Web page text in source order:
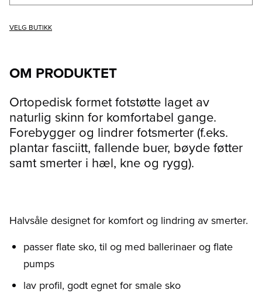
VELG BUTIKK
OM PRODUKTET
Ortopedisk formet fotstøtte laget av
naturlig skinn for komfortabel gange.
Forebygger og lindrer fotsmerter (f.eks.
plantar fasciitt, ​​fallende buer, bøyde føtter
samt smerter i hæl, kne og rygg).
Halvsåle designet for komfort og lindring av smerter.
passer flate sko, til og med ballerinaer og flate
pumps
lav profil, godt egnet for smale sko